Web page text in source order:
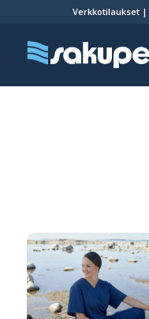
Verkkotilaukset|